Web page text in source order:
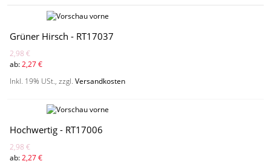
Grüner Hirsch - RT17037
2,98 €
ab:2,27 €
Inkl. 19% USt.,zzgl.Versandkosten
Hochwertig - RT17006
2,98 €
ab:2,27 €